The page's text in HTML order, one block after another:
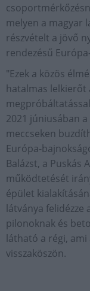
melyen a magyar
részvételt a jövő
rendezésű
"Ezek a közös
hatalmas lelkierőt
2021 júniusában
meccseken
Európa-
Balázst, a Puskás
működtetését
épület
látványa felidézze
pilonoknak és
látható a régi, ami
visszaköszön.